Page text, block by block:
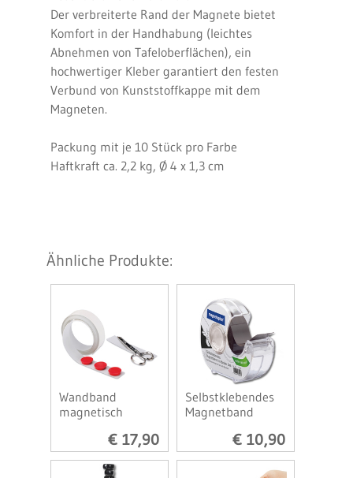
Der verbreiterte Rand der Magnete bietet
Komfort in der Handhabung (leichtes
Abnehmen von Tafeloberflächen), ein
hochwertiger Kleber garantiert den festen
Verbund von Kunststoffkappe mit dem
Magneten.
Packung mit je 10 Stück pro Farbe
Haftkraft ca. 2,2 kg, Ø 4 x 1,3 cm
Ähnliche Produkte:
Wandband
magnetisch
€ 17,90
Selbstklebendes
Magnetband
€ 10,90